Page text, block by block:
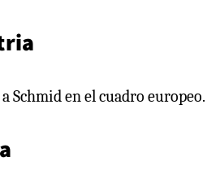
Schmid en el cuadro europeo.